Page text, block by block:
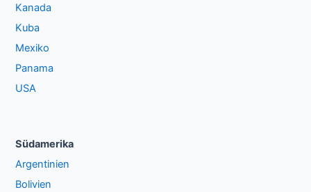
Kanada
Kuba
Mexiko
Panama
USA
Südamerika
Argentinien
Bolivien